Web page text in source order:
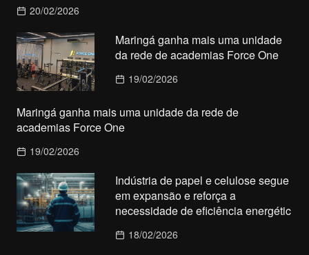
20/02/2026
Maringá ganha mais uma unidade
da rede de academias Force One
19/02/2026
Maringá ganha mais uma unidade da rede de
academias Force One
19/02/2026
Indústria de papel e celulose segue
em expansão e reforça a
necessidade de eficiência energétic
18/02/2026